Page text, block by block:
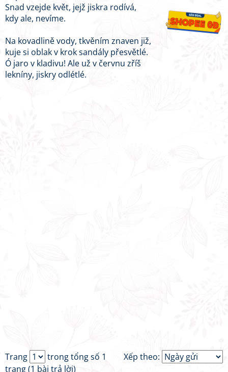
Snad vzejde květ, jejž jiskra rodívá,
kdy ale, nevíme.
Na kovadlině vody, tkvěním znaven již,
kuje si oblak v krok sandály přesvětlé.
Ó jaro v kladivu! Ale už v červnu zříš
lekníny, jiskry odlétlé.
Xếp theo:
Trang
trong tổng số 1
trang (1 bài trả lời)